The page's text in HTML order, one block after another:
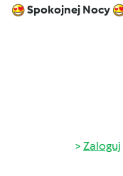
Spokojnej Nocy
Zaloguj